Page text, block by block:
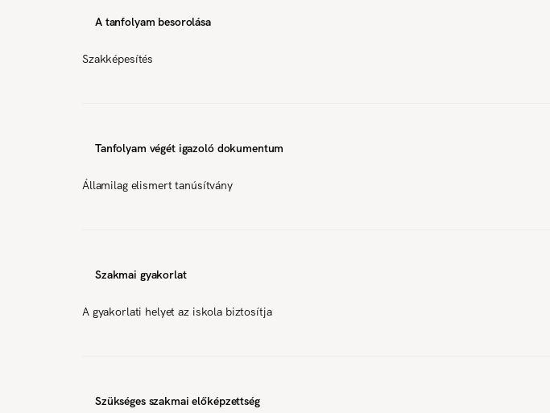
A tanfolyam besorolása
Szakképesítés
Tanfolyam végét igazoló dokumentum
Államilag elismert tanúsítvány
Szakmai gyakorlat
A gyakorlati helyet az iskola biztosítja
Szükséges szakmai előképzettség